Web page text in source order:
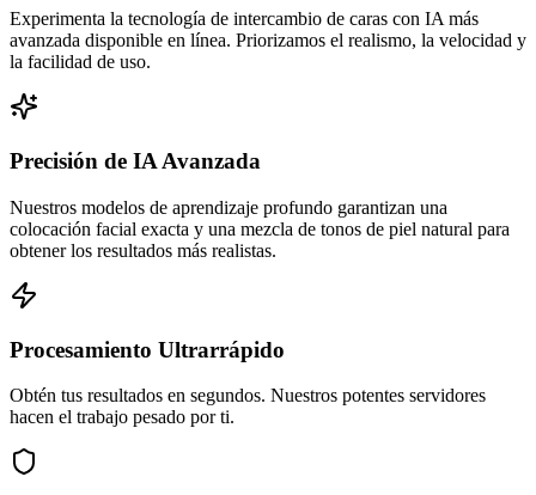
Experimenta la tecnología de intercambio de caras con IA más
avanzada disponible en línea. Priorizamos el realismo, la velocidad y
la facilidad de uso.
Precisión de IA Avanzada
Nuestros modelos de aprendizaje profundo garantizan una
colocación facial exacta y una mezcla de tonos de piel natural para
obtener los resultados más realistas.
Procesamiento Ultrarrápido
Obtén tus resultados en segundos. Nuestros potentes servidores
hacen el trabajo pesado por ti.